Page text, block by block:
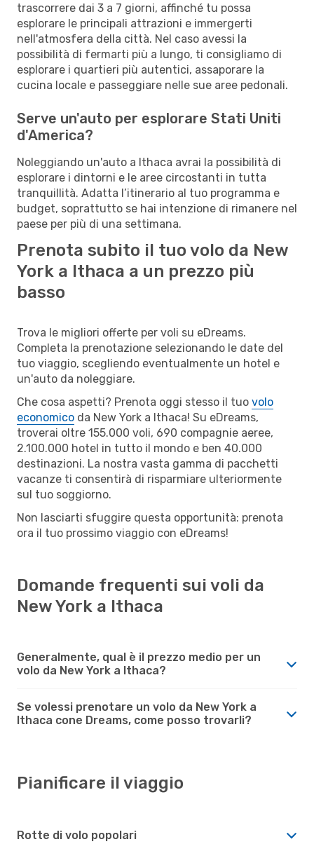
trascorrere dai 3 a 7 giorni, affinché tu possa
esplorare le principali attrazioni e immergerti
nell'atmosfera della città. Nel caso avessi la
possibilità di fermarti più a lungo, ti consigliamo di
esplorare i quartieri più autentici, assaporare la
cucina locale e passeggiare nelle sue aree pedonali.
Serve un'auto per esplorare Stati Uniti
d'America?
Noleggiando un'auto a Ithaca avrai la possibilità di
esplorare i dintorni e le aree circostanti in tutta
tranquillità. Adatta l’itinerario al tuo programma e
budget, soprattutto se hai intenzione di rimanere nel
paese per più di una settimana.
Prenota subito il tuo volo da New
York a Ithaca a un prezzo più
basso
Trova le migliori offerte per voli su eDreams.
Completa la prenotazione selezionando le date del
tuo viaggio, scegliendo eventualmente un hotel e
un'auto da noleggiare.
Che cosa aspetti? Prenota oggi stesso il tuo volo
economico da New York a Ithaca! Su eDreams,
troverai oltre 155.000 voli, 690 compagnie aeree,
2.100.000 hotel in tutto il mondo e ben 40.000
destinazioni. La nostra vasta gamma di pacchetti
vacanze ti consentirà di risparmiare ulteriormente
sul tuo soggiorno.
Non lasciarti sfuggire questa opportunità: prenota
ora il tuo prossimo viaggio con eDreams!
Domande frequenti sui voli da
New York a Ithaca
Generalmente, qual è il prezzo medio per un
volo da New York a Ithaca?
Se volessi prenotare un volo da New York a
Ithaca cone Dreams, come posso trovarli?
Pianificare il viaggio
Rotte di volo popolari